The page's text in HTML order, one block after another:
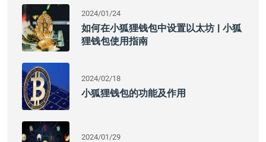
2024/01/24
如何在小狐狸钱包中设置以太坊 | 小狐
狸钱包使用指南
2024/02/18
小狐狸钱包的功能及作用
2024/01/29